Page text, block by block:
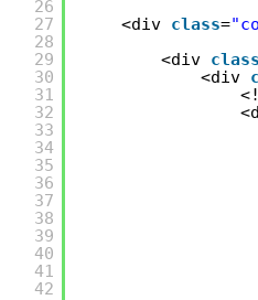
26
27
28
29
30
31
32
33
34
35
36
37
38
39
40
41
42
<div class=
<div class
<div